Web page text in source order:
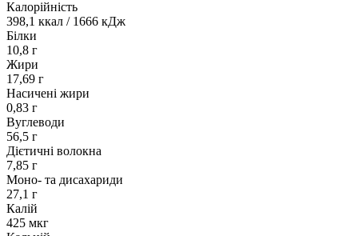
Калорійність
398,1 ккал / 1666 кДж
Білки
10,8 г
Жири
17,69 г
Насичені жири
0,83 г
Вуглеводи
56,5 г
Дієтичні волокна
7,85 г
Моно- та дисахариди
27,1 г
Калій
425 мкг